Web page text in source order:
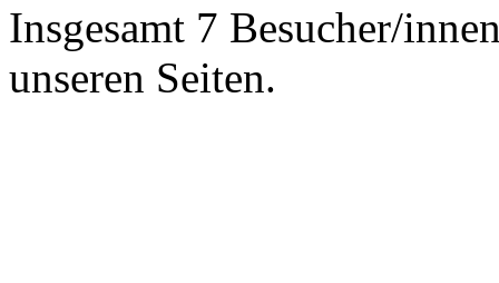
Insgesamt 7 Besucher/
unseren Seiten.